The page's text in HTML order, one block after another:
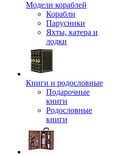
Модели кораблей
Корабли
Парусники
Яхты, катера и
лодки
Книги и родословные
Подарочные
книги
Родословные
книги